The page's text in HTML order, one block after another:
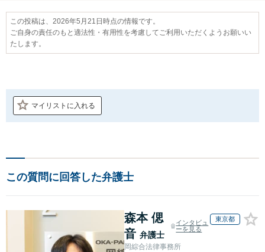
この投稿は、2026年5月21日時点の情報です。
ご自身の責任のもと適法性・有用性を考慮してご利用いただくようお願いい
たします。
マイリストに入れる
この質問に回答した弁護士
森本 偲
音 弁護士
インタビュ
ーを見る
東京都
岡綜合法律事務所